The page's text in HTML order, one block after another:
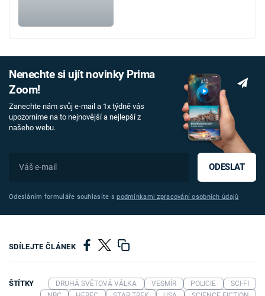
Nenechte si ujít novinky Prima
Zoom!
Zanechte nám svůj e-mail a 1x týdně vás
upozorníme na to nejnovější a nejlepší z
našeho webu.
ODESLAT
Odesláním formuláře souhlasíte spodmínkami zpracování osobních údajů
SDÍLEJTE ČLÁNEK
ŠTÍTKY DRUHÁ SVĚTOVÁ VÁLKA VESMÍR POLICIE
SCI-FI